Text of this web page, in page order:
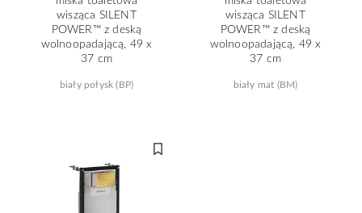
wisząca SILENT
POWER™ z deską
wolnoopadającą, 49 x
37 cm
biały połysk (BP)
wisząca SILENT
POWER™ z deską
wolnoopadającą, 49 x
37 cm
biały mat (BM)